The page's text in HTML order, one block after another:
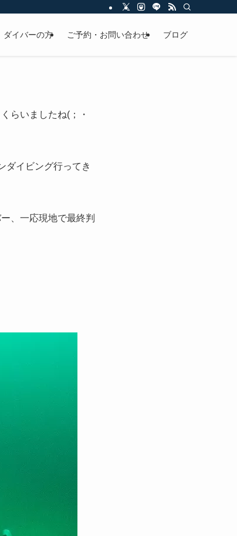
ダイバーの方 ご予約・お問い合わせ ブログ
らいましたね(；・
ダイビング行ってき
、一応現地で最終判